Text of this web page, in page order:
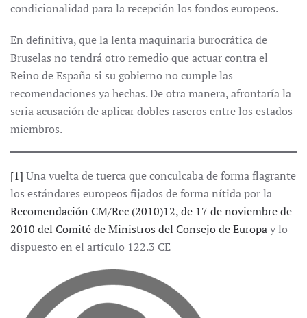
condicionalidad para la recepción los fondos europeos.
En definitiva, que la lenta maquinaria burocrática de
Bruselas no tendrá otro remedio que actuar contra el
Reino de España si su gobierno no cumple las
recomendaciones ya hechas. De otra manera, afrontaría la
seria acusación de aplicar dobles raseros entre los estados
miembros.
[1] Una vuelta de tuerca que conculcaba de forma flagrante
los estándares europeos fijados de forma nítida por la
Recomendación CM/Rec (2010)12, de 17 de noviembre de
2010 del Comité de Ministros del Consejo de Europay lo
dispuesto en el artículo 122.3 CE